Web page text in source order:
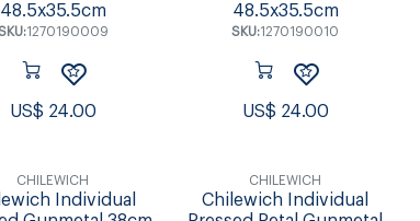
48.5x35.5cm
1270190009
US$ 24.00
48.5x35.5cm
SKU:1270190010
US$ 24.00
CHILEWICH
Individual
CHILEWICH
Chilewich Individual